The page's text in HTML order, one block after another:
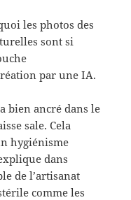
les photos des
sont si
par une IA.
bien ancré dans le
sale. Cela
hygiénisme
dans
de l’artisanat
comme les